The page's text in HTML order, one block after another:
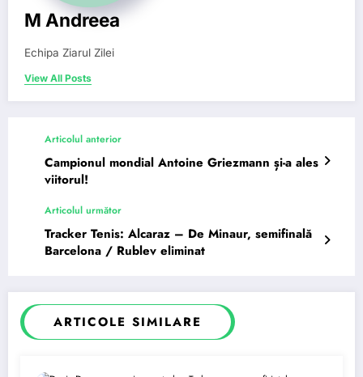
M Andreea
Echipa Ziarul Zilei
View All Posts
Articolul anterior
Campionul mondial Antoine Griezmann și-a ales
viitorul!
Articolul următor
Tracker Tenis: Alcaraz – De Minaur, semifinală
Barcelona / Rublev eliminat
ARTICOLE SIMILARE